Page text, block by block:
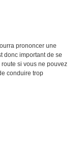
prononcer une
donc important de se
si vous ne pouvez
conduire trop